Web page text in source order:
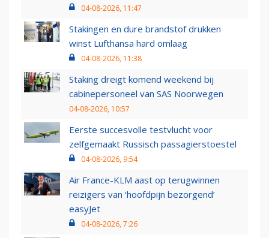
04-08-2026, 11:47
Stakingen en dure brandstof drukken
winst Lufthansa hard omlaag
04-08-2026, 11:38
Staking dreigt komend weekend bij
cabinepersoneel van SAS Noorwegen
04-08-2026, 10:57
Eerste succesvolle testvlucht voor
zelfgemaakt Russisch passagierstoestel
04-08-2026, 9:54
Air France-KLM aast op terugwinnen
reizigers van ‘hoofdpijn bezorgend’
easyJet
04-08-2026, 7:26